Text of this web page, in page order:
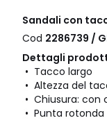
Sandali con
Cod 2286739 /
Dettagli
• Tacco largo
• Altezza del
• Chiusura:
• Punta rotonda